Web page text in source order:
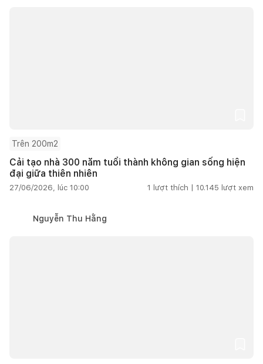
Trên 200m2
Cải tạo nhà 300 năm tuổi thành không gian sống hiện
đại giữa thiên nhiên
27/06/2026, lúc 10:00 1 lượt thích | 10.145 lượt xem
Nguyễn Thu Hằng